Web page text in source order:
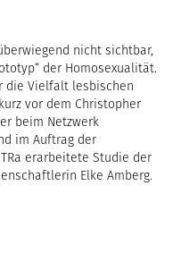
nicht sichtbar,
der Homosexualität.
die Vielfalt lesbischen
vor dem Christopher
beim Netzwerk
im Auftrag der
erarbeitete Studie der
Elke Amberg.